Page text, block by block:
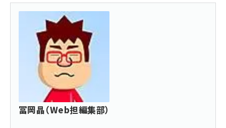
冨岡晶（Web担編集部）